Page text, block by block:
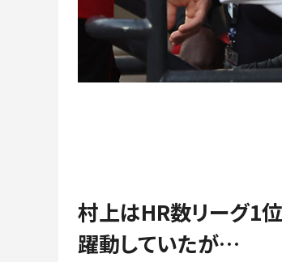
村上はHR数リーグ1
躍動していたが…